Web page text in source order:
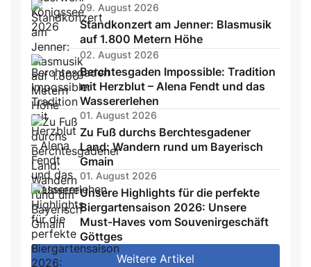
09. August 2026
Standkonzert am Jenner: Blasmusik
auf 1.800 Metern Höhe
02. August 2026
Berchtesgaden Impossible: Tradition
mit Herzblut – Alena Fendt und das
Wassererlehen
01. August 2026
Zu Fuß durchs Berchtesgadener
Land: Wandern rund um Bayerisch
Gmain
01. August 2026
Unsere Highlights für die perfekte
Biergartensaison 2026: Unsere
Must-Haves vom Souvenirgeschäft
Göttges
Weitere Artikel